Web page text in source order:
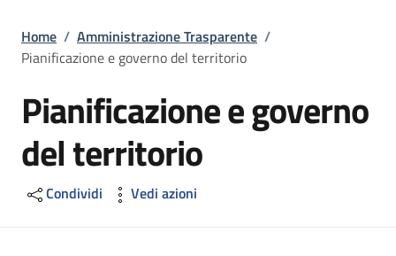
Briciole di pane
Home / Amministrazione Trasparente /
Pianificazione e governo del territorio
Pianificazione e governo
del territorio
Condividi Vedi azioni